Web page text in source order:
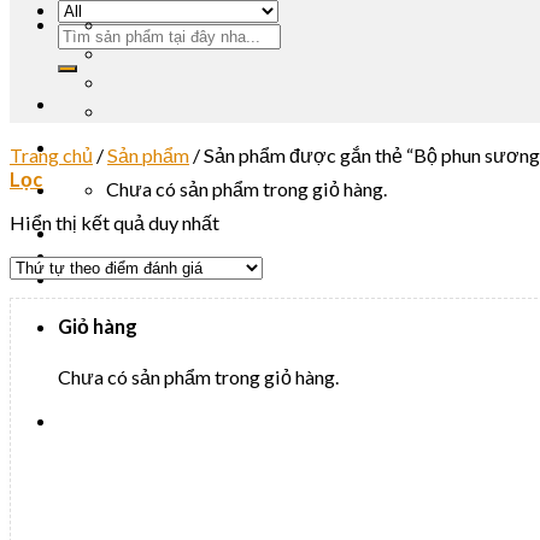
Chưa có sản phẩm trong giỏ hàng.
Giỏ hàng
Chưa có sản phẩm trong giỏ hàng.
Trang chủ /Sản phẩm /Sản phẩm được gắn thẻ “Bộ phun
Lọc
Hiển thị kết quả duy nhất